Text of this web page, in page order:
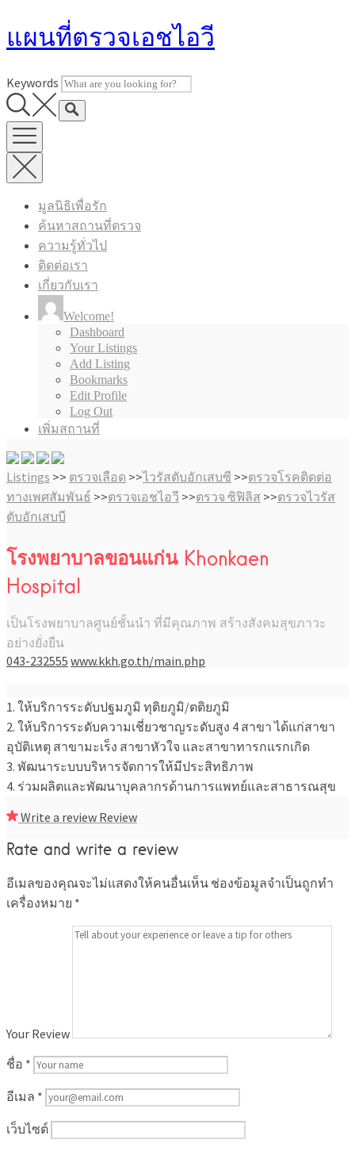
to
แผนที่ตรวจเอชไอวี
Keywords
มูลนิธิเพื่อรัก
ค้นหาสถานที่ตรวจ
ความรู้ทั่วไป
ติดต่อเรา
เกี่ยวกับเรา
Welcome!
Dashboard
Your Listings
Add Listing
Bookmarks
Edit Profile
Log Out
เพิ่มสถานที่
Listings >> ตรวจเลือด >>ไวรัสตับอักเสบซี >>ตรวจโรคติดต่อ
ทางเพศสัมพันธ์ >>ตรวจเอชไอวี >>ตรวจ ซิฟิลิส >>ตรวจไวรัส
ตับอักเสบบี
โรงพยาบาลขอนแก่น Khonkaen
Hospital
เป็นโรงพยาบาลศูนย์ชั้นนำ ที่มีคุณภาพ สร้างสังคมสุขภาวะ
อย่างยั่งยืน
043-232555 www.kkh.go.th/main.php
1. ให้บริการระดับปฐมภูมิ ทุติยภูมิ/ตติยภูมิ
2. ให้บริการระดับความเชี่ยวชาญระดับสูง 4 สาขา ได้แก่สาขา
อุบัติเหตุ สาขามะเร็ง สาขาหัวใจ และสาขาทารกแรกเกิด
3. พัฒนาระบบบริหารจัดการให้มีประสิทธิภาพ
4. ร่วมผลิตและพัฒนาบุคลากรด้านการแพทย์และสาธารณสุข
Write a review Review
Rate and write a review
อีเมลของคุณจะไม่แสดงให้คนอื่นเห็น ช่องข้อมูลจำเป็นถูกทำ
เครื่องหมาย *
Your Review
ชื่อ *
อีเมล *
เว็บไซต์